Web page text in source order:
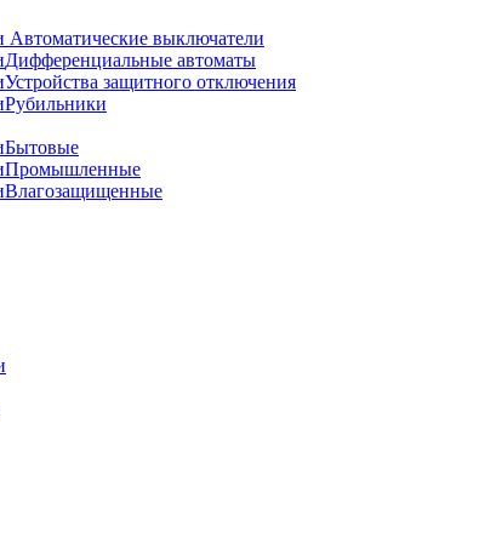
Автоматические выключатели
Дифференциальные автоматы
Устройства защитного отключения
Рубильники
Бытовые
Промышленные
Влагозащищенные